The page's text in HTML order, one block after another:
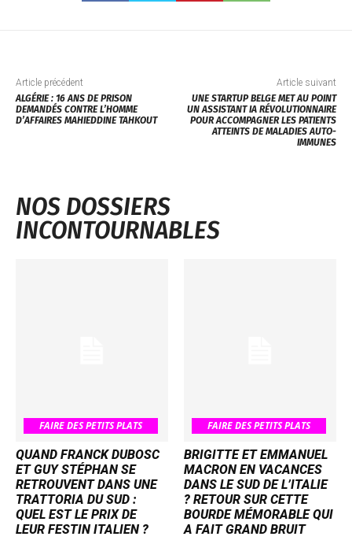
Article précédent
ALGÉRIE : 16 ANS DE PRISON
DEMANDÉS CONTRE L’HOMME
D’AFFAIRES MAHIEDDINE TAHKOUT
Article suivant
UNE STARTUP BELGE MET AU POINT
UN ASSISTANT IA RÉVOLUTIONNAIRE
POUR ACCOMPAGNER LES PATIENTS
ATTEINTS DE MALADIES AUTO-
IMMUNES
NOS DOSSIERS
INCONTOURNABLES
FAIRE DES PETITS PLATS
QUAND FRANCK DUBOSC
ET GUY STÉPHAN SE
RETROUVENT DANS UNE
TRATTORIA DU SUD :
QUEL EST LE PRIX DE
LEUR FESTIN ITALIEN ?
FAIRE DES PETITS PLATS
BRIGITTE ET EMMANUEL
MACRON EN VACANCES
DANS LE SUD DE L’ITALIE
? RETOUR SUR CETTE
BOURDE MÉMORABLE QUI
A FAIT GRAND BRUIT